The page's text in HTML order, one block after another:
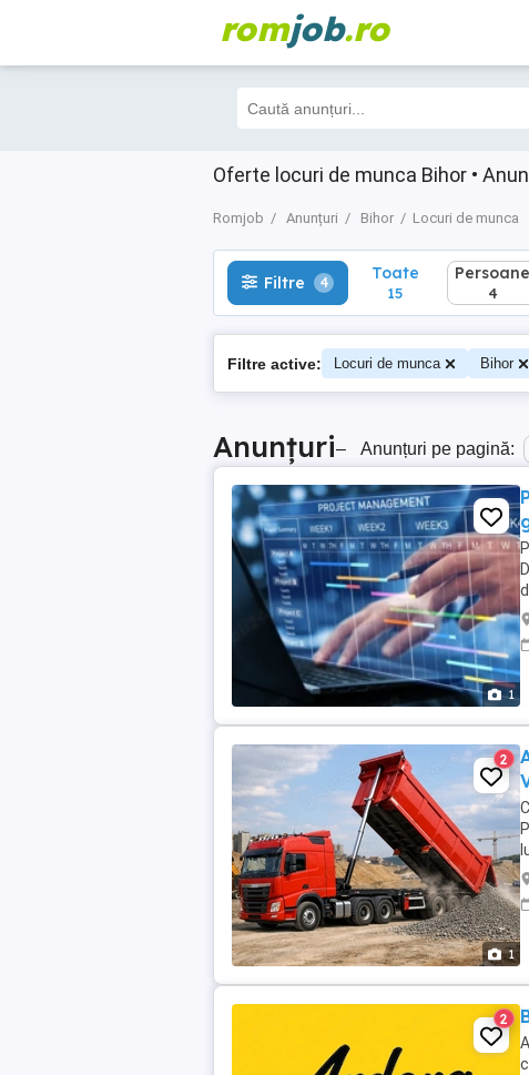
romjob.ro
Oferte locuri de munca Bihor •
Romjob Anunțuri Bihor Locuri de munca
Filtre 4 Toate
15
Filtre 4 Toate
15
Persoane
4
Filtre active: Locuri de munca Bihor
Anunțuri– Anunțuri pe pagină:
1
1
2
2